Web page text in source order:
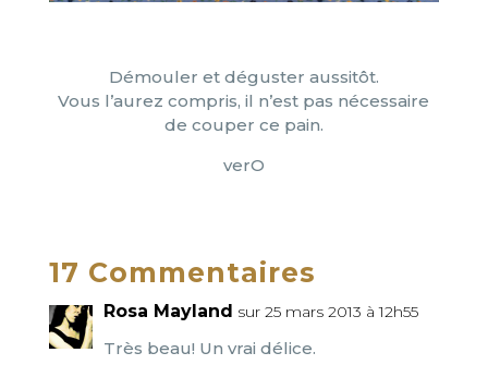
Démouler et déguster aussitôt.
Vous l’aurez compris, il n’est pas nécessaire
de couper ce pain.
verO
17 Commentaires
Rosa Mayland sur 25 mars 2013 à 12h55
Très beau! Un vrai délice.